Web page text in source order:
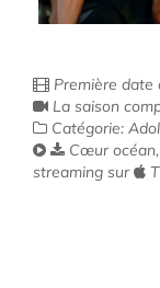
Première date
La saison
Catégorie:
Cœur
streaming sur